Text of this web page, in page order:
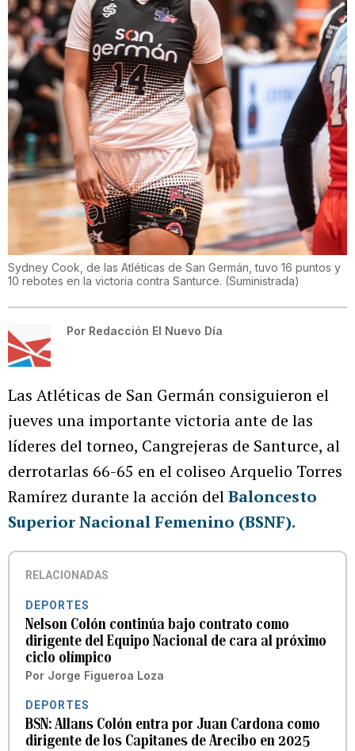
Sydney Cook, de las Atléticas de San Germán, tuvo 16 puntos y
10 rebotes en la victoria contra Santurce. (Suministrada)
Por Redacción El Nuevo Día
Las Atléticas de San Germán consiguieron el
jueves una importante victoria ante de las
líderes del torneo, Cangrejeras de Santurce, al
derrotarlas 66-65 en el coliseo Arquelio Torres
Ramírez durante la acción delBaloncesto
Superior Nacional Femenino (BSNF).
RELACIONADAS
DEPORTES
Nelson Colón continúa bajo contrato como
dirigente del Equipo Nacional de cara al próximo
ciclo olímpico
Por Jorge Figueroa Loza
DEPORTES
BSN: Allans Colón entra por Juan Cardona como
dirigente de los Capitanes de Arecibo en 2025